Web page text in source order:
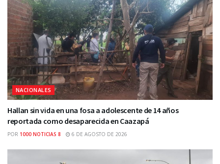
NACIONALES
Hallan sin vida en una fosa a adolescente de 14 años
reportada como desaparecida en Caazapá
POR 1000 NOTICIAS 8 6 DE AGOSTO DE 2026